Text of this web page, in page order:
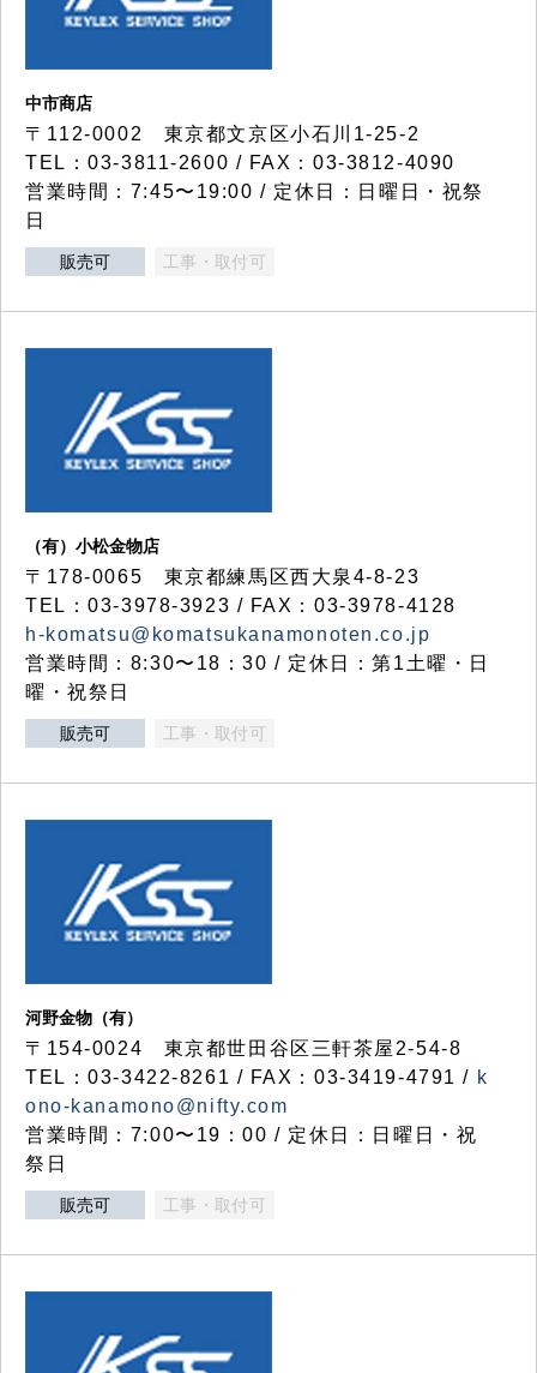
中市商店
〒112-0002 東京都文京区小石川1-25-2
TEL：03-3811-2600 / FAX：03-3812-4090
営業時間：7:45〜19:00 / 定休日：日曜日・祝祭
日
販売可 工事・取付可
（有）小松金物店
〒178-0065 東京都練馬区西大泉4-8-23
TEL：03-3978-3923 / FAX：03-3978-4128
h-komatsu@komatsukanamonoten.co.jp
営業時間：8:30〜18：30 / 定休日：第1土曜・日
曜・祝祭日
販売可 工事・取付可
河野金物（有）
〒154-0024 東京都世田谷区三軒茶屋2-54-8
TEL：03-3422-8261 / FAX：03-3419-4791 / k
ono-kanamono@nifty.com
営業時間：7:00〜19：00 / 定休日：日曜日・祝
祭日
販売可 工事・取付可